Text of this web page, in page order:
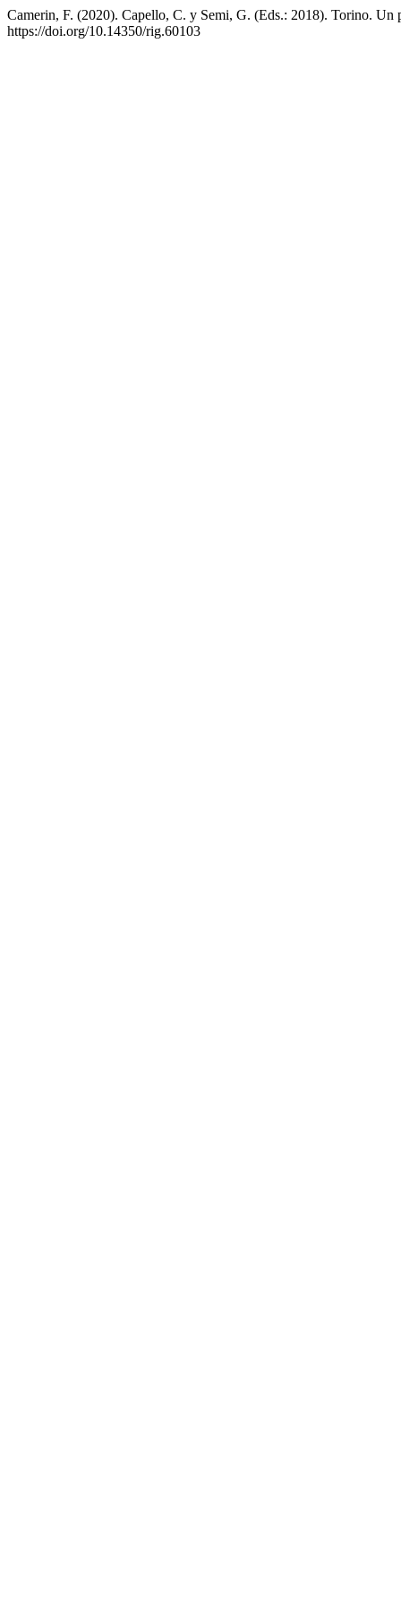
Camerin, F. (2020). Capello, C. y Semi, G. (Eds.: 2018). Torino.
https://doi.org/10.14350/rig.60103